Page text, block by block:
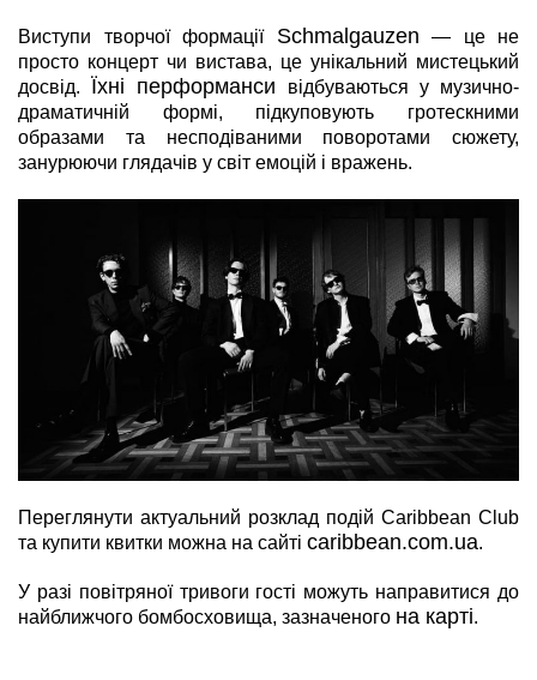
Виступи творчої формації Schmalgauzen — це не
просто концерт чи вистава, це унікальний мистецький
досвід. Їхні перформанси відбуваються у музично-
драматичній формі, підкуповують гротескними
образами та несподіваними поворотами сюжету,
занурюючи глядачів у світ емоцій і вражень.
Переглянути актуальний розклад подій Caribbean Club
та купити квитки можна на сайті caribbean.com.ua.
У разі повітряної тривоги гості можуть направитися до
найближчого бомбосховища, зазначеного на карті.